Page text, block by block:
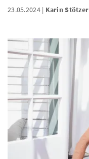
23.05.2024 Karin Stötzer